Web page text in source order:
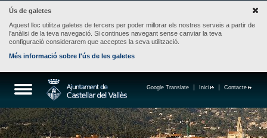
Ús de galetes
Aquest lloc utilitza galetes de tercers per poder millorar els nostres serveis a partir de
l'anàlisi de la teva navegació. Si continues navegant sense canviar la teva
configuració considerarem que acceptes la seva utilització.
Més informació sobre l'ús de les galetes
Contacte
Inici
Google Translate